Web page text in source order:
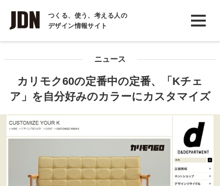
つくる、使う、考える人の
デザイン情報サイト
INTERVIEW
インタビュー
COLUMN
ニュース
カリモク60の定番中の定番、「Kチェ
ア」を自分好みのカラーにカスタマイズ